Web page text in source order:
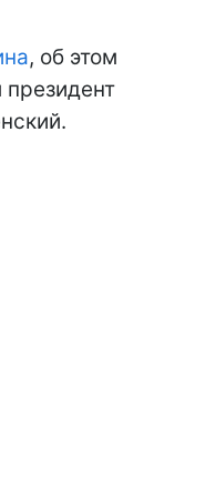
, об этом